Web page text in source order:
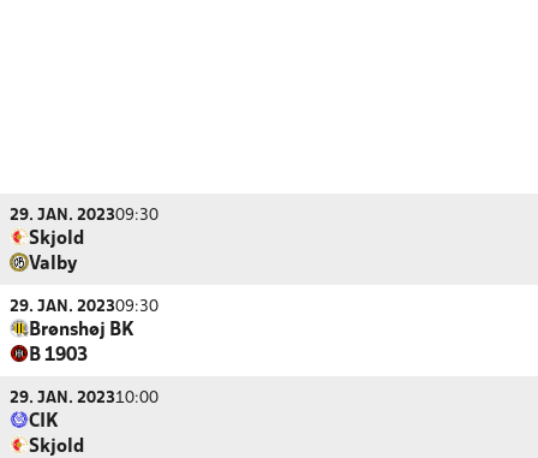
29. JAN. 202309:30
Skjold
Valby
29. JAN. 202309:30
Brønshøj BK
B 1903
29. JAN. 202310:00
CIK
Skjold